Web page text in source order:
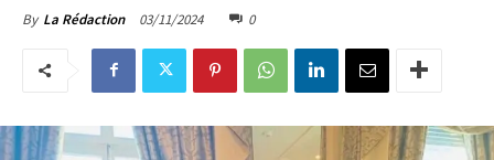
By La Rédaction 03/11/2024 0